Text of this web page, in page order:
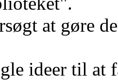
at gøre
ideer til at